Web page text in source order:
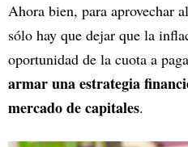
Ahora bien, para aprovechar
sólo hay que dejar que la
oportunidad de la cuota a
armar una estrategia
mercado de capitales.